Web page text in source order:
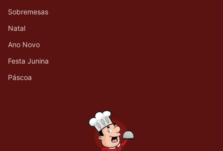
Sobremesas
Natal
Ano Novo
Festa Junina
Páscoa